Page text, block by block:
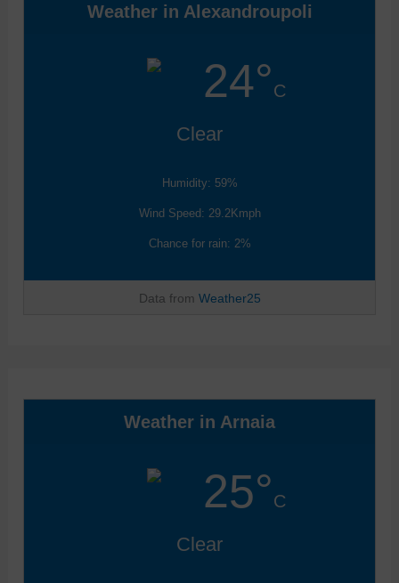
Weather in Alexandroupoli
24°C
Clear
Humidity: 59%
Wind Speed: 29.2Kmph
Chance for rain: 2%
Data from Weather25
Weather in Arnaia
25°C
Clear